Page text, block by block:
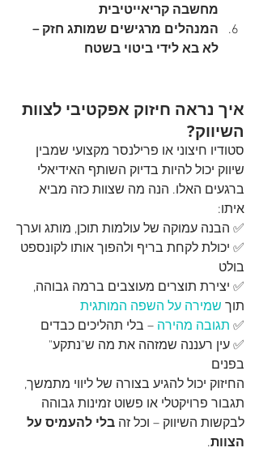
מחשבה קריאייטיבית
המנהלים מרגישים שמותג חזק –
לא בא לידי ביטוי בשטח
איך נראה חיזוק אפקטיבי לצוות
השיווק?
סטודיו חיצוני או פרילנסר מקצועי שמבין
שיווק יכול להיות בדיוק השותף האידיאלי
ברגעים האלו. הנה מה שצוות כזה מביא
איתו:
✅ הבנה עמוקה של עולמות תוכן, מותג וערך
✅ יכולת לקחת בריף ולהפוך אותו לקונספט
בולט
✅ יצירת תוצרים מעוצבים ברמה גבוהה,
תוך שמירה על השפה המותגית
✅ תגובה מהירה – בלי תהליכים כבדים
✅ עין רעננה שמזהה את מה ש"נתקע"
בפנים
החיזוק יכול להגיע בצורה של ליווי מתמשך,
תגבור פרויקטלי או פשוט זמינות גבוהה
לבקשות השיווק – וכל זה בלי להעמיס על
הצוות.